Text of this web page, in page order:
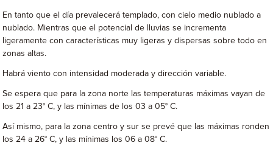
En tanto que el día prevalecerá templado, con cielo medio nublado a
nublado. Mientras que el potencial de lluvias se incrementa
ligeramente con características muy ligeras y dispersas sobre todo en
zonas altas.
Habrá viento con intensidad moderada y dirección variable.
Se espera que para la zona norte las temperaturas máximas vayan de
los 21 a 23° C, y las mínimas de los 03 a 05° C.
Así mismo, para la zona centro y sur se prevé que las máximas ronden
los 24 a 26° C, y las mínimas los 06 a 08° C.